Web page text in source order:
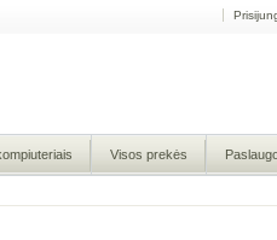
Visos prekės